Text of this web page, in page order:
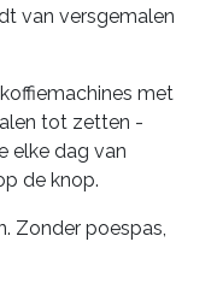
van versgemalen
met
tot zetten -
elke dag van
de knop.
Zonder poespas,